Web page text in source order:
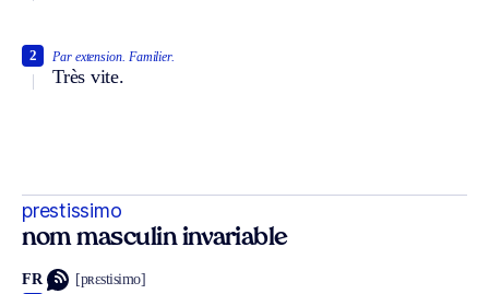
Par extension. Familier.
Très vite.
2
prestissimo
nom masculin invariable
FR [pʀɛstisimo]